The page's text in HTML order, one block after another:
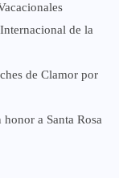
de la
de Clamor por
a Santa Rosa